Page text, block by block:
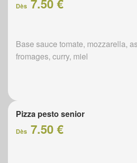
Dès 7.50 €
Base sauce tomate, mozzarella,
fromages, curry, miel
Pizza pesto senior
Dès 7.50 €